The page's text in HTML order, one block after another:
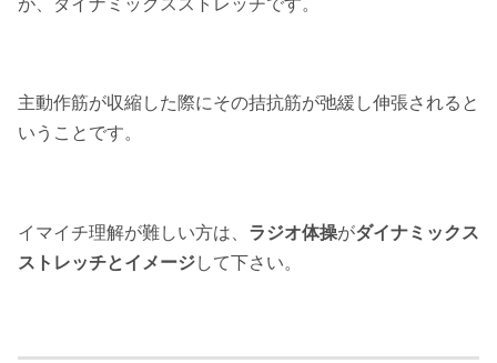
が、ダイナミックスストレッチです。
主動作筋が収縮した際にその拮抗筋が弛緩し伸張されると
いうことです。
イマイチ理解が難しい方は、 ラジオ体操がダイナミックス
ストレッチとイメージして下さい。